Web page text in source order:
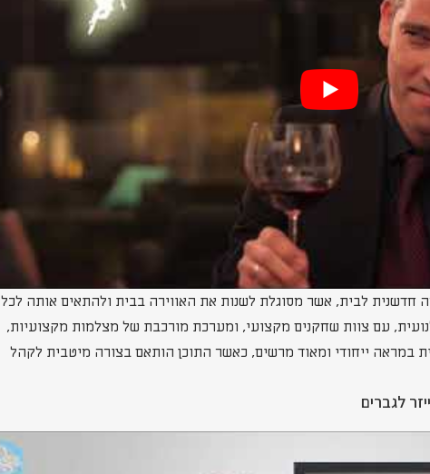
חדשנית לבית, אשר מסוגלת לשנות את האווירה בבית ולהתאים אותה לכל
עם צוות שחקנים מקצועי, ומערכת מורכבת של מצלמות מקצועיות,
במראה ייחודי ומאוד מרשים, כאשר התוכן הותאם בצורה מיטבית לקהל
לגברים